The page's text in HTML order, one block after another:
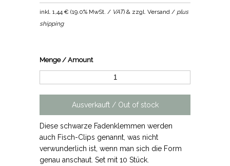
inkl.1,44 € (19.0% MwSt. / VAT) & zzgl. Versand / plus
shipping
Menge / Amount
Diese schwarze Fadenklemmen werden
auch Fisch-Clips genannt, was nicht
verwunderlich ist, wenn man sich die Form
genau anschaut. Set mit 10 Stück.